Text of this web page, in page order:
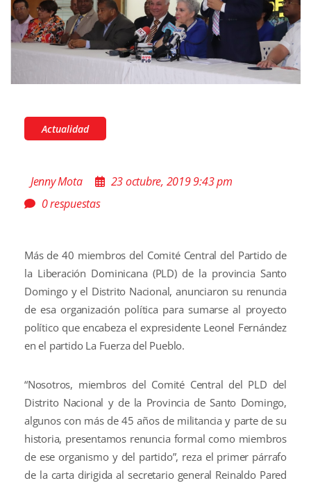
Actualidad
Jenny Mota
23 octubre, 2019 9:43 pm
0 respuestas
Más de 40 miembros del Comité Central del Partido de
la Liberación Dominicana (PLD) de la provincia Santo
Domingo y el Distrito Nacional, anunciaron su renuncia
de esa organización política para sumarse al proyecto
político que encabeza el expresidente Leonel Fernández
en el partido La Fuerza del Pueblo.
“Nosotros, miembros del Comité Central del PLD del
Distrito Nacional y de la Provincia de Santo Domingo,
algunos con más de 45 años de militancia y parte de su
historia, presentamos renuncia formal como miembros
de ese organismo y del partido”, reza el primer párrafo
de la carta dirigida al secretario general Reinaldo Pared